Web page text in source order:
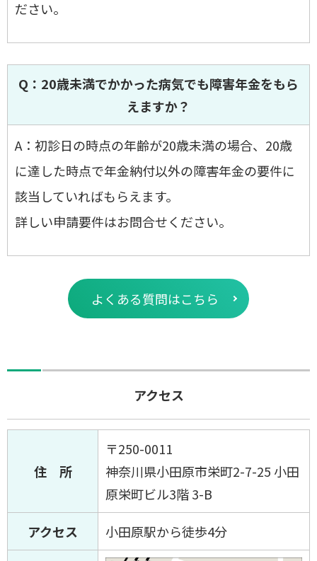
ださい。
Q：20歳未満でかかった病気でも障害年金をもら
えますか？
A：初診日の時点の年齢が20歳未満の場合、20歳
に達した時点で年金納付以外の障害年金の要件に
該当していればもらえます。
詳しい申請要件はお問合せください。
よくある質問はこちら
アクセス
住 所
〒250-0011
神奈川県小田原市栄町2-7-25 小田
原栄町ビル3階 3-B
アクセス 小田原駅から徒歩4分